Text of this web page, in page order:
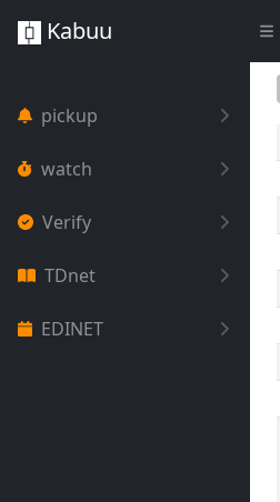
Kabuu
pickup
watch
Verify
TDnet
EDINET